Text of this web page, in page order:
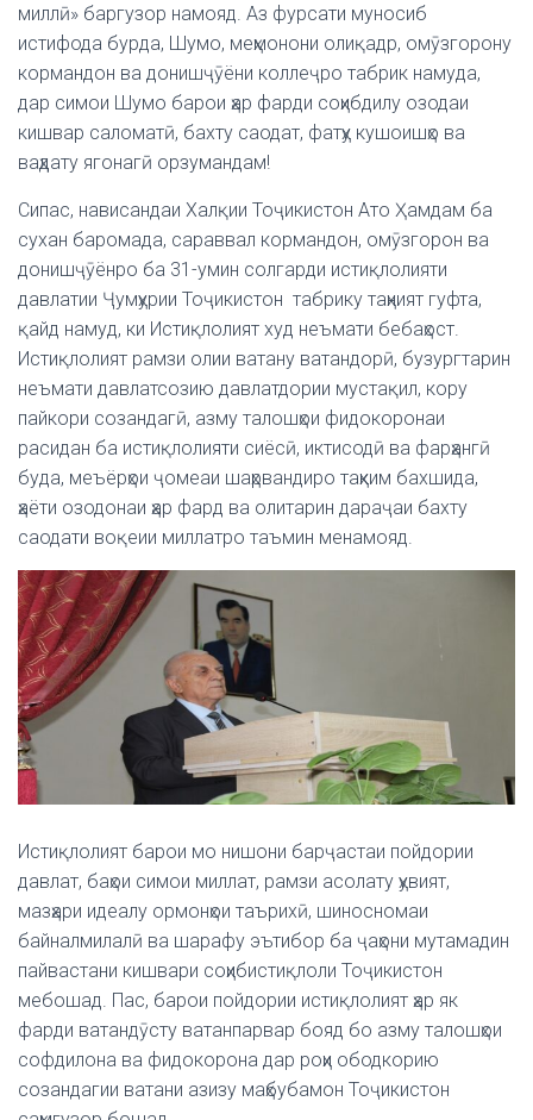
миллӣ» баргузор намояд. Аз фурсати муносиб
истифода бурда, Шумо, меҳмонони олиқадр, омӯзгорону
кормандон ва донишҷӯёни коллеҷро табрик намуда,
дар симои Шумо барои ҳар фарди соҳибдилу озодаи
кишвар саломатӣ, бахту саодат, фатҳу кушоишҳо ва
ваҳдату ягонагӣ орзумандам!
Сипас, нависандаи Халқии Тоҷикистон Ато Ҳамдам ба
сухан баромада, сараввал кормандон, омӯзгорон ва
донишҷӯёнро ба 31-умин солгарди истиқлолияти
давлатии Ҷумҳурии Тоҷикистон табрику таҳният гуфта,
қайд намуд, ки Истиқлолият худ неъмати бебаҳост.
Истиқлолият рамзи олии ватану ватандорӣ, бузургтарин
неъмати давлатсозию давлатдории мустақил, кору
пайкори созандагӣ, азму талошҳои фидокоронаи
расидан ба истиқлолияти сиёсӣ, иктисодӣ ва фарҳангӣ
буда, меъёрҳои ҷомеаи шаҳрвандиро таҳким бахшида,
ҳаёти озодонаи ҳар фард ва олитарин дараҷаи бахту
саодати воқеии миллатро таъмин менамояд.
Истиқлолият барои мо нишони барҷастаи пойдории
давлат, баҳои симои миллат, рамзи асолату ҳувият,
мазҳари идеалу ормонҳои таърихӣ, шиносномаи
байналмилалӣ ва шарафу эътибор ба ҷаҳони мутамадин
пайвастани кишвари соҳибистиқлоли Тоҷикистон
мебошад. Пас, барои пойдории истиқлолият ҳар як
фарди ватандӯсту ватанпарвар бояд бо азму талошҳои
софдилона ва фидокорона дар роҳи ободкорию
созандагии ватани азизу маҳбубамон Тоҷикистон